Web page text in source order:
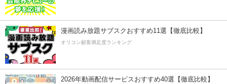
漫画読み放題サブスクおすすめ11選【徹底比較】
オリコン顧客満足度ランキング
2026年動画配信サービスおすすめ40選【徹底比較】